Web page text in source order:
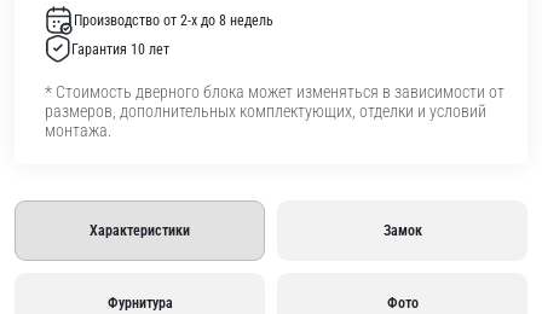
Производство от 2-х до 8 недель
Гарантия 10 лет
* Стоимость дверного блока может изменяться в зависимости от
размеров, дополнительных комплектующих, отделки и условий
монтажа.
Характеристики Замок
Фурнитура Фото